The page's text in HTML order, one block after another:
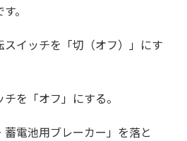
。
スイッチを「切（オフ）」にす
を「オフ」にする。
電池用ブレーカー」を落と